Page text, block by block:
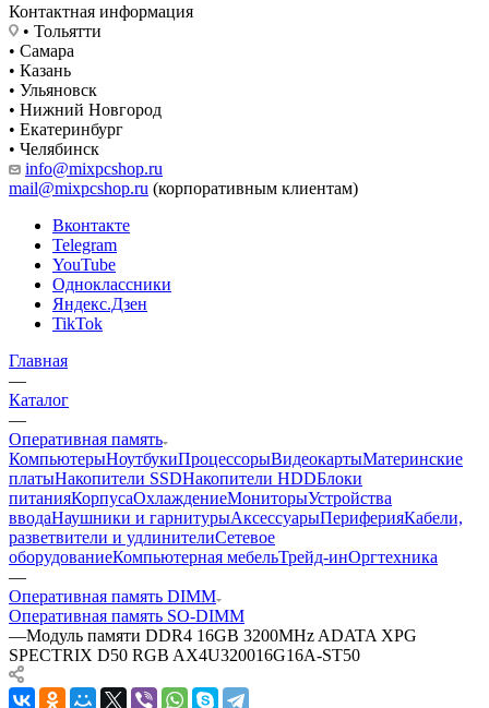
Контактная информация
• Тольятти
• Самара
• Казань
• Ульяновск
• Нижний Новгород
• Екатеринбург
• Челябинск
info@mixpcshop.ru
mail@mixpcshop.ru (корпоративным клиентам)
Вконтакте
Telegram
YouTube
Одноклассники
Яндекс.Дзен
TikTok
Главная
—
Каталог
—
Оперативная память
КомпьютерыНоутбукиПроцессорыВидеокартыМатеринские
платыНакопители SSDНакопители HDDБлоки
питанияКорпусаОхлаждениеМониторыУстройства
вводаНаушники и гарнитурыАксессуарыПериферияКабели,
разветвители и удлинителиСетевое
оборудованиеКомпьютерная мебельТрейд-инОргтехника
—
Оперативная память DIMM
Оперативная память SO-DIMM
—Модуль памяти DDR4 16GB 3200MHz ADATA XPG
SPECTRIX D50 RGB AX4U320016G16A-ST50